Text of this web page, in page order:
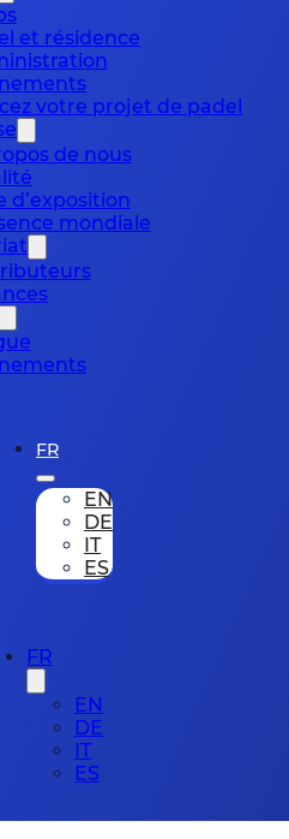
et résidence
votre projet de padel
de nous
d’exposition
mondiale
FR
EN
DE
IT
ES
FR
EN
DE
IT
ES